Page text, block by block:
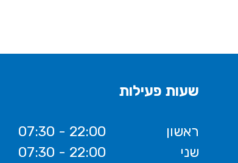
שעות פעילות
ראשון
שני
07:30 - 22:00
07:30 - 22:00